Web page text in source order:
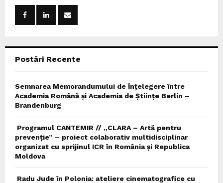
Postări Recente
Semnarea Memorandumului de Înțelegere între
Academia Română și Academia de Științe Berlin –
Brandenburg
Programul CANTEMIR // „CLARA – Artă pentru
prevenție” – proiect colaborativ multidisciplinar
organizat cu sprijinul ICR în România și Republica
Moldova
Radu Jude în Polonia: ateliere cinematografice cu